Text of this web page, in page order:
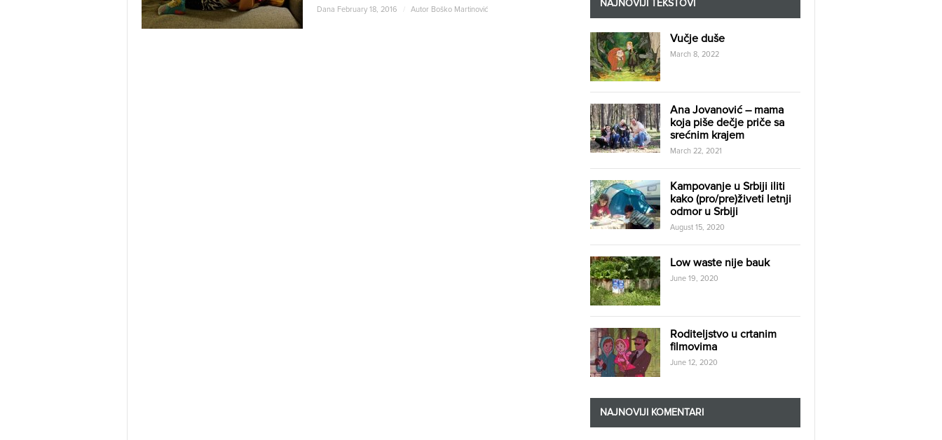
Dana February 18, 2016 Autor Boško Martinović
NAJNOVIJI TEKSTOVI
Vučje duše
March 8, 2022
Ana Jovanović – mama
koja piše dečje priče sa
srećnim krajem
March 22, 2021
Kampovanje u Srbiji iliti
kako (pro/pre)živeti letnji
odmor u Srbiji
August 15, 2020
Low waste nije bauk
June 19, 2020
Roditeljstvo u crtanim
filmovima
June 12, 2020
NAJNOVIJI KOMENTARI